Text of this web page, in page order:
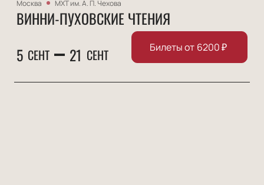
Москва
МХТ им. А. П. Чехова
ВИННИ-ПУХОВСКИЕ ЧТЕНИЯ
5 СЕНТ 21 СЕНТ Билеты от 6200₽